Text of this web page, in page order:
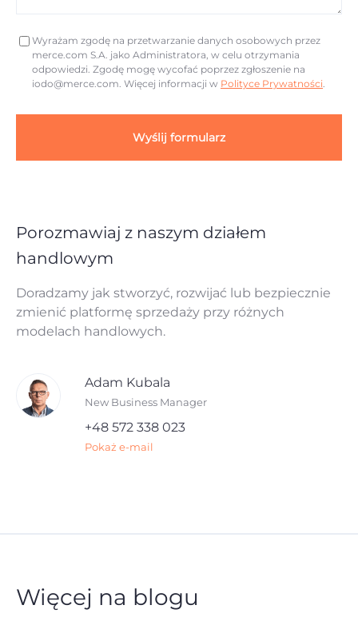
Wyrażam zgodę na przetwarzanie danych osobowych przez
merce.com S.A. jako Administratora, w celu otrzymania
odpowiedzi. Zgodę mogę wycofać poprzez zgłoszenie na
iodo@merce.com . Więcej informacji w Polityce Prywatności
Wyślij formularz
Porozmawiaj z naszym działem
handlowym
Doradzamy jak stworzyć, rozwijać lub bezpiecznie
zmienić platformę sprzedaży przy różnych
modelach handlowych.
Adam Kubala
New Business Manager
+48 572 338 023
Pokaż e-mail
Więcej na blogu